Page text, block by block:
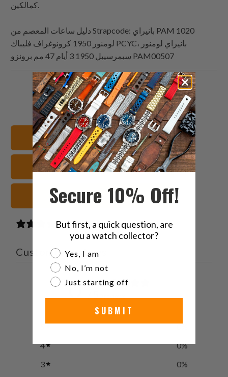
كمالكين.
دليل ساعات المعصم منStrapcode: بانيراي PAM 1020
لومنور 1950 كرونوغراف فليباك PCYC، بانيراي لومنور
سبمرسيبل 1950 3 أيام 47 مم برونزو PAM00507
شارك
هذا
على
تويتر
شارك
هذا
على
فيسبوك
شارك
هذا
على
بينتيريست
البريد
الإلكتروني
هذا
إلى
صديق
عرض جميع الأساور
Panerai أساور الساعات
سوداء أشرطة الساعات
0 reviews
Customer reviews
0 0 reviews
0%
4
0%
3
0%
Secure 10% Off!
But first, a quick question, are
you a watch collector?
Are you a watch collector?
Yes, I am
No, I’m not
Just starting off
SUBMIT